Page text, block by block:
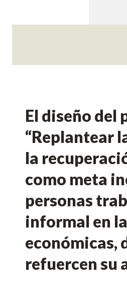
El diseño del
“Replantear
la
como meta
personas
informal en
económicas,
refuercen su